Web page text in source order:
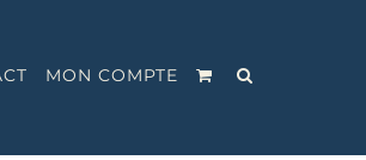
MON COMPTE